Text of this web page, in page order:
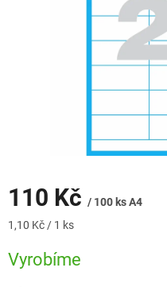
110 Kč / 100 ks A4
Měrná
1,10 Kč / 1 ks
Vyrobíme